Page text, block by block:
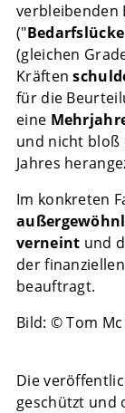
verbleibenden
("Bedarfslücke
(gleichen
Kräften
für die
eine
und nicht bloß
Jahres
Im konkreten
verneint und
der
beauftragt.
Bild: © Tom
Die
geschützt und